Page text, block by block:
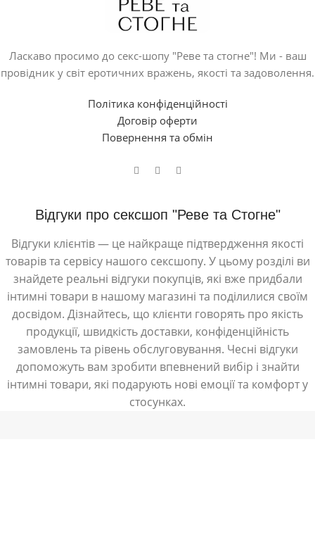
Ласкаво просимо до секс-шопу "Реве та стогне"! Ми - ваш
провідник у світ еротичних вражень, якості та задоволення.
Політика конфіденційності
Договір оферти
Повернення та обмін
Відгуки про сексшоп "Реве та Стогне"
Відгуки клієнтів — це найкраще підтвердження якості
товарів та сервісу нашого сексшопу. У цьому розділі ви
знайдете реальні відгуки покупців, які вже придбали
інтимні товари в нашому магазині та поділилися своїм
досвідом. Дізнайтесь, що клієнти говорять про якість
продукції, швидкість доставки, конфіденційність
замовлень та рівень обслуговування. Чесні відгуки
допоможуть вам зробити впевнений вибір і знайти
інтимні товари, які подарують нові емоції та комфорт у
стосунках.